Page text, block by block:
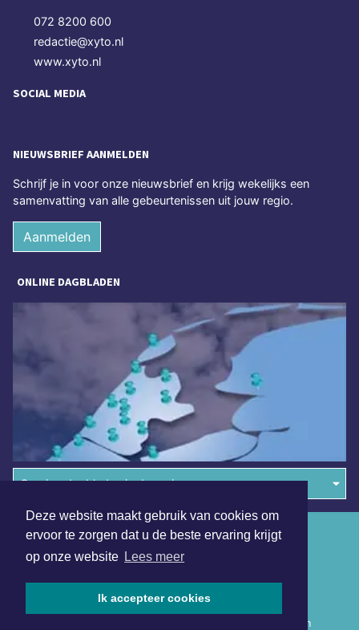
Deze website maakt gebruik van cookies om
ervoor te zorgen dat u de beste ervaring krijgt
op onze website Lees meer
Ik accepteer cookies
072 8200 600
redactie@xyto.nl
www.xyto.nl
SOCIAL MEDIA
NIEUWSBRIEF AANMELDEN
Schrijf je in voor onze nieuwsbrief en krijg wekelijks een
samenvatting van alle gebeurtenissen uit jouw regio.
Aanmelden
ONLINE DAGBLADEN
Overige dagbladen in de regio
Copyright (c) 2026 | Hollandskroondagblad.nl - Alle rechten
Algemene voorwaarden
Disclaimer